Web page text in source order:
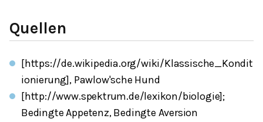
Quellen
[https://de.wikipedia.org/wiki/Klassische_Kondit
ionierung], Pawlow'sche Hund
[http://www.spektrum.de/lexikon/biologie];
Bedingte Appetenz, Bedingte Aversion